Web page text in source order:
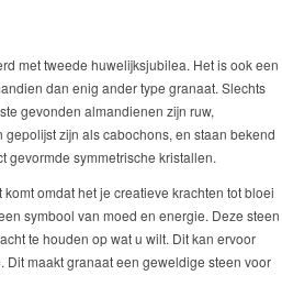
met tweede huwelijksjubilea. Het is ook een
dan enig ander type granaat. Slechts
gevonden almandienen zijn ruw,
zijn als cabochons, en staan bekend
gevormde symmetrische kristallen.
omdat het je creatieve krachten tot bloei
symbool van moed en energie. Deze steen
te houden op wat u wilt. Dit kan ervoor
maakt granaat een geweldige steen voor